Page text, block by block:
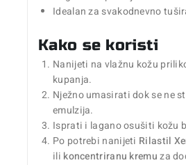
Idealan za svakodnevno
Kako se koristi
Nanijeti na vlažnu kožu
kupanja.
Nježno umasirati dok se ne
emulzija.
Isprati i lagano osušiti kožu
Po potrebi nanijeti Rilastil
ili koncentriranu kremuza